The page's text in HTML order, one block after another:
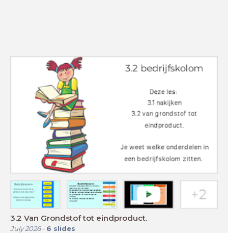
3.2 Van Grondstof tot eindproduct.
July 2026- 6 slides